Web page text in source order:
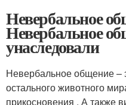
Невербальное
Невербальное
унаследовали
Невербальное общение –
остального животного
прикосновения . А также